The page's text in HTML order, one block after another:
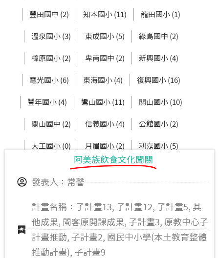
豐田國中 (2) 知本國小 (11) 龍田國小 (1)
溫泉國小 (3) 東成國小 (5) 綠島國中 (2)
樟原國小 (2) 卑南國中 (2) 新興國小 (4)
電光國小 (6) 東海國小 (4) 復興國小 (16)
豐年國小 (4) 鸞山國小 (11) 關山國小 (10)
關山國中 (2) 信義國小 (4) 公館國小 (2)
大王國小 (0) 月眉國小 (2) 利嘉國小 (5)
新生國中 (3) 東大附小 (2)
阿美族飲食文化闖關
發表人：常馨
計畫名稱：子計畫13, 子計畫12, 子計畫5, 其
他成果, 閩客原開課成果, 子計畫3, 原教中心子
計畫推動, 子計畫2, 國民中小學(本土教育整體
推動計畫), 子計畫9